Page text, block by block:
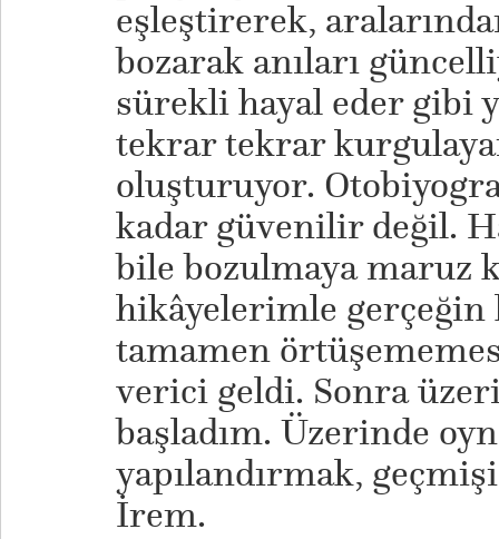
eşleştirerek,
bozarak anıları
sürekli hayal eder gibi
tekrar tekrar
oluşturuyor.
kadar güvenilir değil.
bile bozulmaya maruz
hikâyelerimle
tamamen
verici geldi. Sonra
başladım. Üzerinde
yapılandırmak,
İrem.